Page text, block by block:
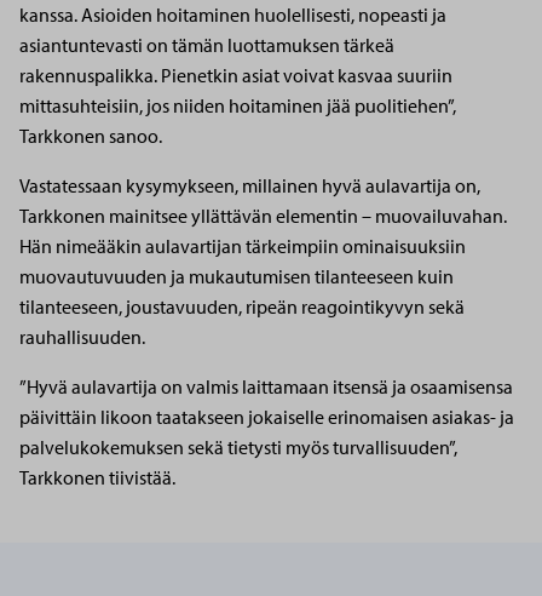
kanssa. Asioiden hoitaminen huolellisesti, nopeasti ja
asiantuntevasti on tämän luottamuksen tärkeä
rakennuspalikka. Pienetkin asiat voivat kasvaa suuriin
mittasuhteisiin, jos niiden hoitaminen jää puolitiehen”,
Tarkkonen sanoo.
Vastatessaan kysymykseen, millainen hyvä aulavartija on,
Tarkkonen mainitsee yllättävän elementin – muovailuvahan.
Hän nimeääkin aulavartijan tärkeimpiin ominaisuuksiin
muovautuvuuden ja mukautumisen tilanteeseen kuin
tilanteeseen, joustavuuden, ripeän reagointikyvyn sekä
rauhallisuuden.
”Hyvä aulavartija on valmis laittamaan itsensä ja osaamisensa
päivittäin likoon taatakseen jokaiselle erinomaisen asiakas- ja
palvelukokemuksen sekä tietysti myös turvallisuuden”,
Tarkkonen tiivistää.